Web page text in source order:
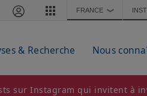
FRANCE ❯
& Recherche Nous
sur Instagram qui invitent à